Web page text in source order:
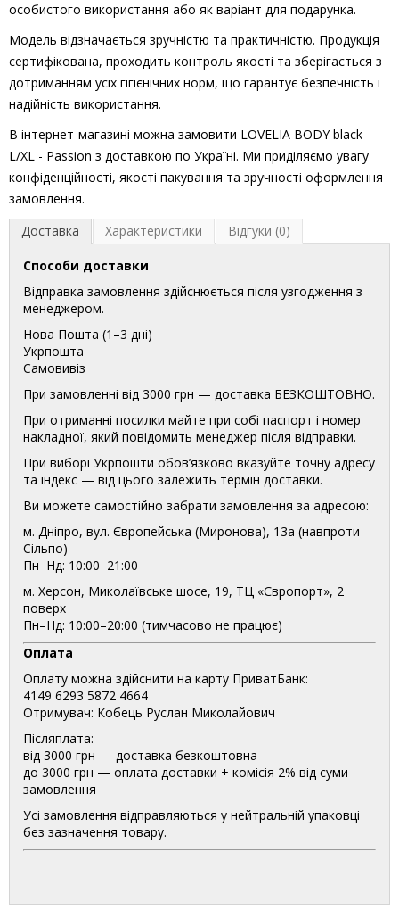
особистого використання або як варіант для подарунка.
Модель відзначається зручністю та практичністю. Продукція
сертифікована, проходить контроль якості та зберігається з
дотриманням усіх гігієнічних норм, що гарантує безпечність і
надійність використання.
В інтернет-магазині можна замовити LOVELIA BODY black
L/XL - Passion з доставкою по Україні. Ми приділяємо увагу
конфіденційності, якості пакування та зручності оформлення
замовлення.
Доставка
Характеристики Відгуки (0)
Способи доставки
Відправка замовлення здійснюється після узгодження з
менеджером.
Нова Пошта (1–3 дні)
Укрпошта
Самовивіз
При замовленні від 3000 грн — доставка БЕЗКОШТОВНО.
При отриманні посилки майте при собі паспорт і номер
накладної, який повідомить менеджер після відправки.
При виборі Укрпошти обов’язково вказуйте точну адресу
та індекс — від цього залежить термін доставки.
Ви можете самостійно забрати замовлення за адресою:
м. Дніпро, вул. Європейська (Миронова), 13а (навпроти
Сільпо)
Пн–Нд: 10:00–21:00
м. Херсон, Миколаївське шосе, 19, ТЦ «Європорт», 2
поверх
Пн–Нд: 10:00–20:00 (тимчасово не працює)
Оплата
Оплату можна здійснити на карту ПриватБанк:
4149 6293 5872 4664
Отримувач: Кобець Руслан Миколайович
Післяплата:
від 3000 грн — доставка безкоштовна
до 3000 грн — оплата доставки + комісія 2% від суми
замовлення
Усі замовлення відправляються у нейтральній упаковці
без зазначення товару.